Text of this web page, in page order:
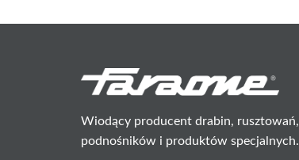
Wiodący producent drabin, rusztowań,
podnośników i produktów specjalnych.